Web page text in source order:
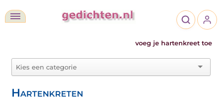
voeg je hartenkreet toe
Hartenkreten